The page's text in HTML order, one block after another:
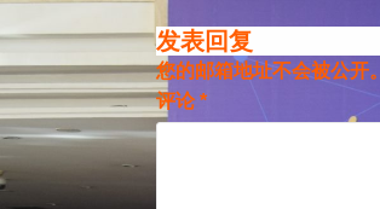
发表回复
您的邮箱地址不会被公开。
评论*